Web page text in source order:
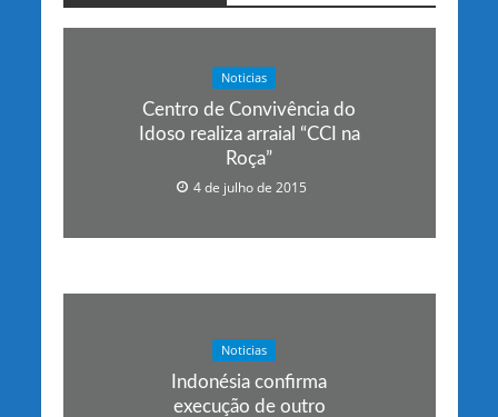
Noticias
Centro de Convivência do
Idoso realiza arraial “CCI na
Roça”
4 de julho de 2015
Noticias
Indonésia confirma
execução de outro